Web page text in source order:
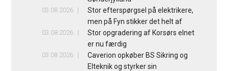
03.08.2026
Stor efterspørgsel på elektrikere,
men på Fyn stikker det helt af
03.08.2026
Stor opgradering af Korsørs elnet
er nu færdig
03.08.2026
Caverion opkøber BS Sikring og
Elteknik og styrker sin